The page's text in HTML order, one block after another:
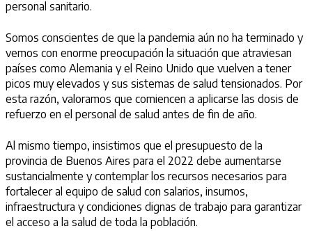
personal sanitario.
Somos conscientes de que la pandemia aún no ha terminado y
vemos con enorme preocupación la situación que atraviesan
países como Alemania y el Reino Unido que vuelven a tener
picos muy elevados y sus sistemas de salud tensionados. Por
esta razón, valoramos que comiencen a aplicarse las dosis de
refuerzo en el personal de salud antes de fin de año.
Al mismo tiempo, insistimos que el presupuesto de la
provincia de Buenos Aires para el 2022 debe aumentarse
sustancialmente y contemplar los recursos necesarios para
fortalecer al equipo de salud con salarios, insumos,
infraestructura y condiciones dignas de trabajo para garantizar
el acceso a la salud de toda la población.